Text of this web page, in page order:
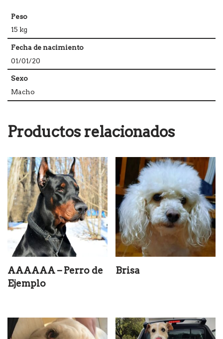
Peso
15 kg
Fecha de nacimiento
01/01/20
Sexo
Macho
Productos relacionados
AAAAAA – Perro de
Ejemplo
Brisa